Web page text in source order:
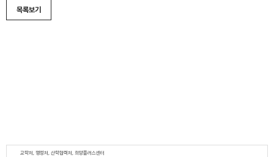
목록보기
교학처, 행정처, 산학협력처, 희망플러스센터